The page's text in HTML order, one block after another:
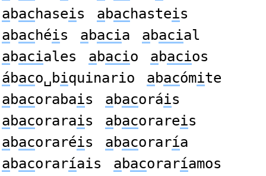
abachaseis abachasteis
abachéis abacia abacial
abaciales abacio abacios
ábaco␣biquinario abacómite
abacorabais abacoráis
abacorarais abacorareis
abacoraréis abacoraría
abacoraríais abacoraríamos